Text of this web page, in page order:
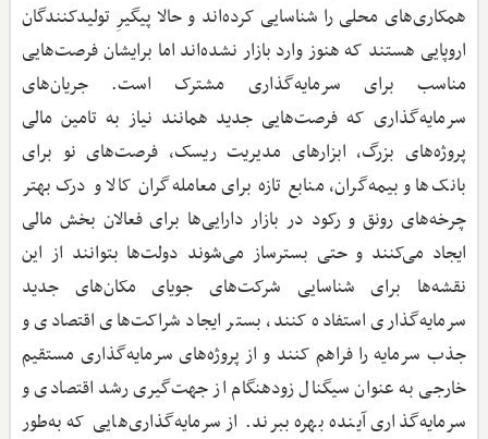
همکاری‌های محلی را شناسایی کرده‌اند و حالا پیگیرِ تولیدکنندگان
اروپایی هستند که هنوز وارد بازار نشده‌اند اما برایشان فرصت‌هایی
مناسب برای سرمایه‌گذاری مشترک است. جریان‌های
سرمایه‌گذاری که فرصت‌هایی جدید همانند نیاز به تامین مالی
پروژه‌های بزرگ، ابزارهای مدیریت ریسک، فرصت‌های نو برای
بانک‌ها و بیمه‌گران، منابع تازه برای معامله‌گران کالا و درک بهتر
چرخه‌های رونق و رکود در بازار دارایی‌ها برای فعالان بخش مالی
ایجاد می‌کنند و حتی بسترساز می‌شوند دولت‌ها بتوانند از این
نقشه‌ها برای شناسایی شرکت‌های جویای مکان‌های جدید
سرمایه‌گذاری استفاده کنند، بستر ایجاد شراکت‌های اقتصادی و
جذب سرمایه را فراهم کنند و از پروژه‌های سرمایه‌گذاری مستقیم
خارجی به عنوان سیگنال زودهنگام از جهت‌گیری رشد اقتصادی و
سرمایه‌گذاری آینده بهره ببرند. از سرمایه‌گذاری‌هایی که به‌طور